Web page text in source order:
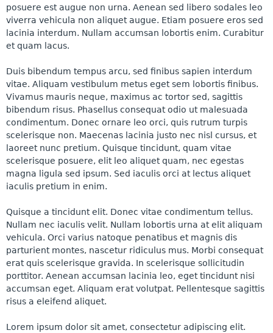
posuere est augue non urna. Aenean sed libero sodales leo
viverra vehicula non aliquet augue. Etiam posuere eros sed
lacinia interdum. Nullam accumsan lobortis enim. Curabitur
et quam lacus.
Duis bibendum tempus arcu, sed finibus sapien interdum
vitae. Aliquam vestibulum metus eget sem lobortis finibus.
Vivamus mauris neque, maximus ac tortor sed, sagittis
bibendum risus. Phasellus consequat odio ut malesuada
condimentum. Donec ornare leo orci, quis rutrum turpis
scelerisque non. Maecenas lacinia justo nec nisl cursus, et
laoreet nunc pretium. Quisque tincidunt, quam vitae
scelerisque posuere, elit leo aliquet quam, nec egestas
magna ligula sed ipsum. Sed iaculis orci at lectus aliquet
iaculis pretium in enim.
Quisque a tincidunt elit. Donec vitae condimentum tellus.
Nullam nec iaculis velit. Nullam lobortis urna at elit aliquam
vehicula. Orci varius natoque penatibus et magnis dis
parturient montes, nascetur ridiculus mus. Morbi consequat
erat quis scelerisque gravida. In scelerisque sollicitudin
porttitor. Aenean accumsan lacinia leo, eget tincidunt nisi
accumsan eget. Aliquam erat volutpat. Pellentesque sagittis
risus a eleifend aliquet.
Lorem ipsum dolor sit amet, consectetur adipiscing elit.